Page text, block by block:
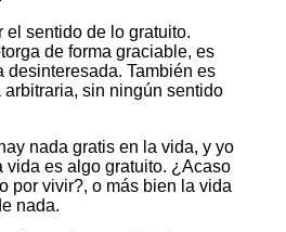
sentido de lo gratuito.
de forma graciable, es
desinteresada. También es
sin ningún sentido
nada gratis en la vida, y yo
vida es algo gratuito. ¿Acaso
por vivir?, o más bien la vida
nada.